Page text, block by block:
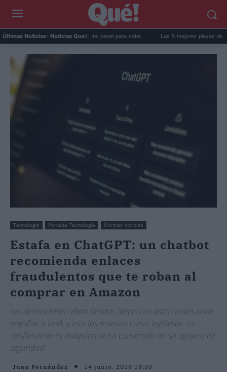
Últimas Noticias- Noticias Que!:
de la nevera: el truco del papel para sabe... Las 5 mejores playas de
Tecnología Portada Tecnología Últimas noticias
Estafa en ChatGPT: un chatbot
recomienda enlaces
fraudulentos que te roban al
comprar en Amazon
Los delincuentes ceban tiendas falsas con datos reales para
engañar a la IA, y esta las muestra como legítimas. La
confianza en la máquina se ha convertido en un agujero de
seguridad.
Juan Fernández 14 junio, 2026 18:50